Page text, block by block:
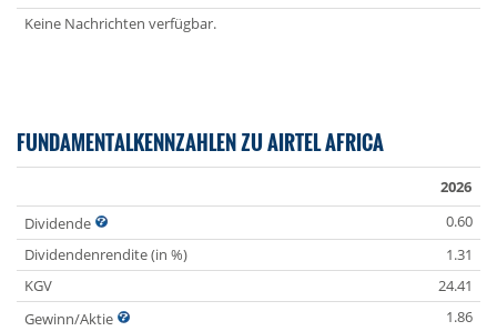
Keine Nachrichten verfügbar.
FUNDAMENTALKENNZAHLEN ZU AIRTEL AFRICA
2026
Dividende
0.60
Dividendenrendite (in %)
1.31
KGV
24.41
Gewinn/Aktie
1.86